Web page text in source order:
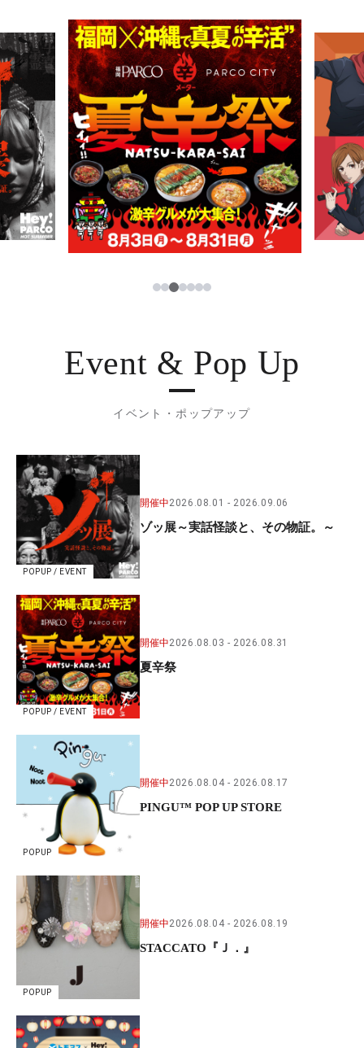
PARCOメンバーズ
123456
Event & Pop Up
イベント・ポップアップ
POPUP / EVENT
開催中2026.08.01 2026.09.06
ゾッ展～実話怪談と、その物証。～
POPUP / EVENT
開催中2026.08.03 2026.08.31
夏辛祭
POPUP
開催中2026.08.04 2026.08.17
PINGU™ POP UP STORE
POPUP
開催中2026.08.04 2026.08.19
STACCATO『Ｊ．』